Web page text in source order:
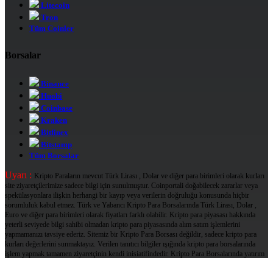
Litecoin
Tron
Tüm Coinler
Borsalar
Binance
Huobi
Coinbase
Kraken
Bitfinex
Bitstamp
Tüm Borsalar
Uyarı : Kripto Paraların mevcut Türk Lirası , Dolar ve diğer para birimleri olarak kurları
site ziyaretçilerimize sadece bilgi için sunulmuştur. Coinportali doğabilecek zararlar veya
spekülasyonlara ilişkin herhangi bir kayıp veya verilerin doğruluğu konusunda hiçbir
sorumluluk kabul etmez. Türk ve Yabancı Kripto Para Borsalarında Türk Lirası, Dolar ,
Euro ve diğer para birimleri olarak fiyatları farklı olabilir. Kripto para piyasası hakkında
yeterli seviyede bilgi sahibi olmadan kripto para piyasasında alım satım işlemlerini
yapmamanızı tavsiye ederiz. Sitemiz bir Kripto Para Borsası değildir, sadece kripto para
kurları değerlerini sunmaktayız. Verilen tanıtıcı bilgiler ışığında kripto para borsalarında
işlem yapmak tamamen ziyaretçinin kendi inisiatifindedir. Kripto Para Borsalarında yatırım